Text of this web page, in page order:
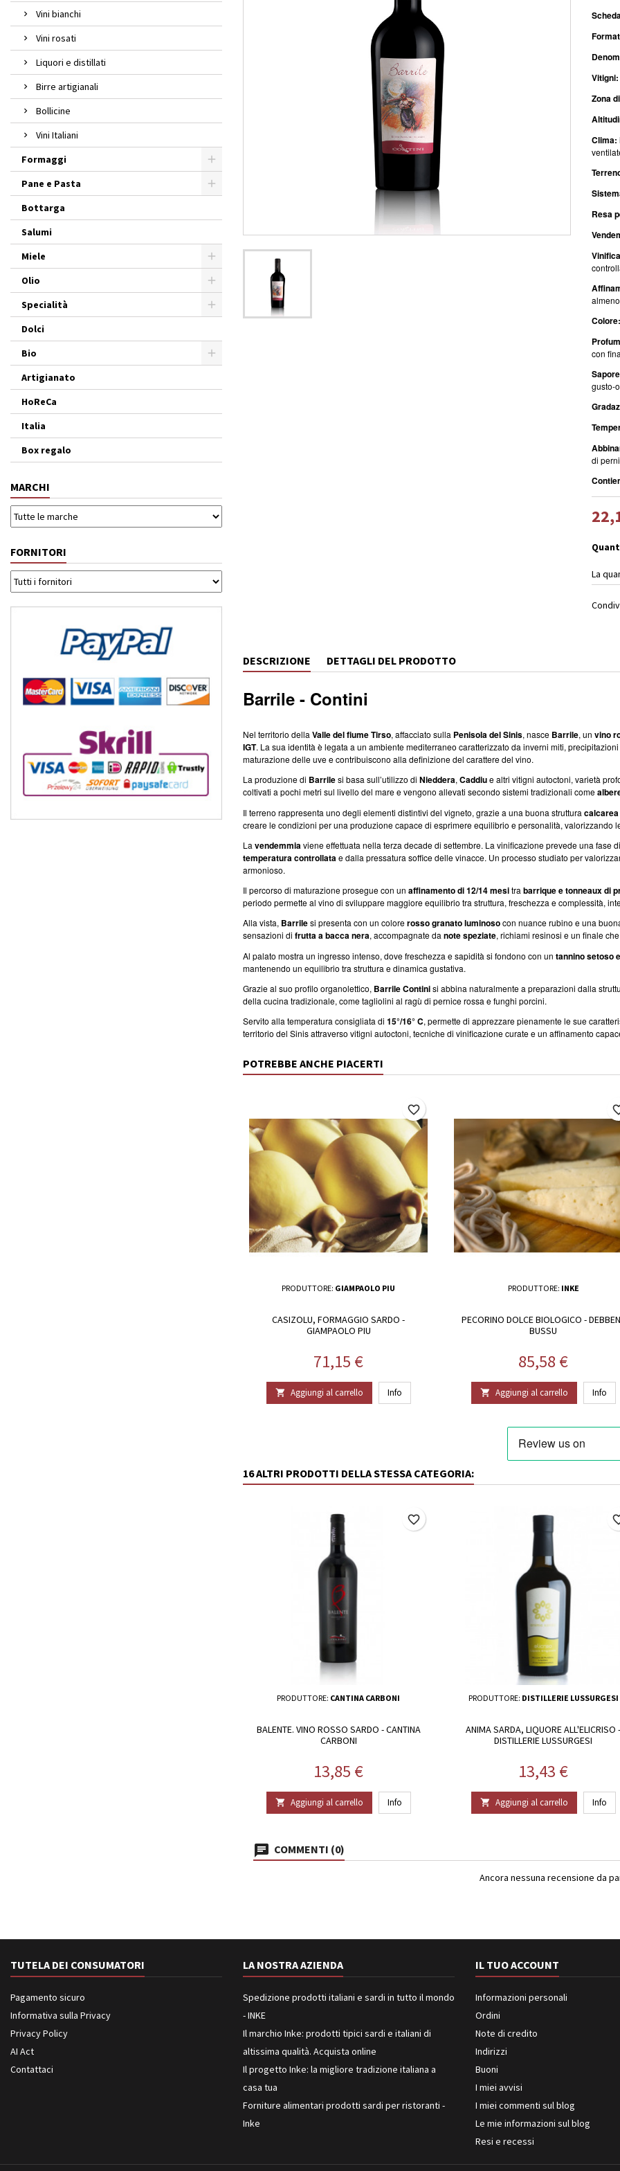
Vini bianchi
Vini rosati
Liquori e distillati
Birre artigianali
Bollicine
Vini Italiani
Formaggi
Pane e Pasta
Bottarga
Salumi
Miele
Olio
Specialità
Dolci
Bio
Artigianato
HoReCa
Italia
Box regalo
MARCHI
FORNITORI
Vitigni:
Zona
Clima:
Resa
Colore:
con
gusto-
di
La
DESCRIZIONE DETTAGLI DEL PRODOTTO
Barrile - Contini
Nel territorio della Valle del fiume Tirso, affacciato sulla Penisola del Sinis, nasce Barrile, un vino
IGT. La sua identità è legata a un ambiente mediterraneo caratterizzato da inverni miti,
maturazione delle uve e contribuiscono alla definizione del carattere del vino.
La produzione di Barrilesi basa sull’utilizzo di Nieddera, Caddiue altri vitigni autoctoni, varietà
coltivati a pochi metri sul livello del mare e vengono allevati secondo sistemi tradizionali come
Il terreno rappresenta uno degli elementi distintivi del vigneto, grazie a una buona struttura calcarea
creare le condizioni per una produzione capace di esprimere equilibrio e personalità, valorizzando
La vendemmiaviene effettuata nella terza decade di settembre. La vinificazione prevede una fase di
temperatura controllatae dalla pressatura soffice delle vinacce. Un processo studiato per
armonioso.
Il percorso di maturazione prosegue con un affinamento di 12/14 mesitra barrique e tonneaux di
periodo permette al vino di sviluppare maggiore equilibrio tra struttura, freschezza e complessità,
Alla vista, Barrilesi presenta con un colorerosso granato luminosocon nuance rubino e una
sensazioni di frutta a bacca nera, accompagnate da note speziate, richiami resinosi e un finale
Al palato mostra un ingresso intenso, dove freschezza e sapidità si fondono con un tannino setoso
mantenendo un equilibrio tra struttura e dinamica gustativa.
Grazie al suo profilo organolettico, Barrile Continisi abbina naturalmente a preparazioni dalla
della cucina tradizionale, come tagliolini al ragù di pernice rossa e funghi porcini.
Servito alla temperatura consigliata di 15°/16° C, permette di apprezzare pienamente le sue
territorio del Sinis attraverso vitigni autoctoni, tecniche di vinificazione curate e un affinamento
POTREBBE ANCHE PIACERTI
PRODUTTORE: GIAMPAOLO PIU
CASIZOLU, FORMAGGIO SARDO -
GIAMPAOLO PIU
Prezzo
71,15 €
 Aggiungi al carrello Info
favorite_border
PRODUTTORE: INKE
PECORINO DOLCE BIOLOGICO -
BUSSU
Prezzo
85,58 €
 Aggiungi al carrello Info
16 ALTRI PRODOTTI DELLA STESSA CATEGORIA:
PRODUTTORE: CANTINA CARBONI
BALENTE. VINO ROSSO SARDO - CANTINA
CARBONI
Prezzo
13,85 €
 Aggiungi al carrello Info
favorite_border
PRODUTTORE: DISTILLERIE LUSSURGESI
ANIMA SARDA, LIQUORE ALL'ELICRISO -
DISTILLERIE LUSSURGESI
Prezzo
13,43 €
 Aggiungi al carrello Info
COMMENTI (0)
Ancora nessuna recensione da
TUTELA DEI CONSUMATORI
Pagamento sicuro
Informativa sulla Privacy
Privacy Policy
AI Act
Contattaci
LA NOSTRA AZIENDA
Spedizione prodotti italiani e sardi in tutto il mondo
- INKE
Il marchio Inke: prodotti tipici sardi e italiani di
altissima qualità. Acquista online
Il progetto Inke: la migliore tradizione italiana a
casa tua
Forniture alimentari prodotti sardi per ristoranti -
Inke
IL TUO ACCOUNT
Informazioni personali
Ordini
Note di credito
Indirizzi
Buoni
I miei avvisi
I miei commenti sul blog
Le mie informazioni sul blog
Resi e recessi